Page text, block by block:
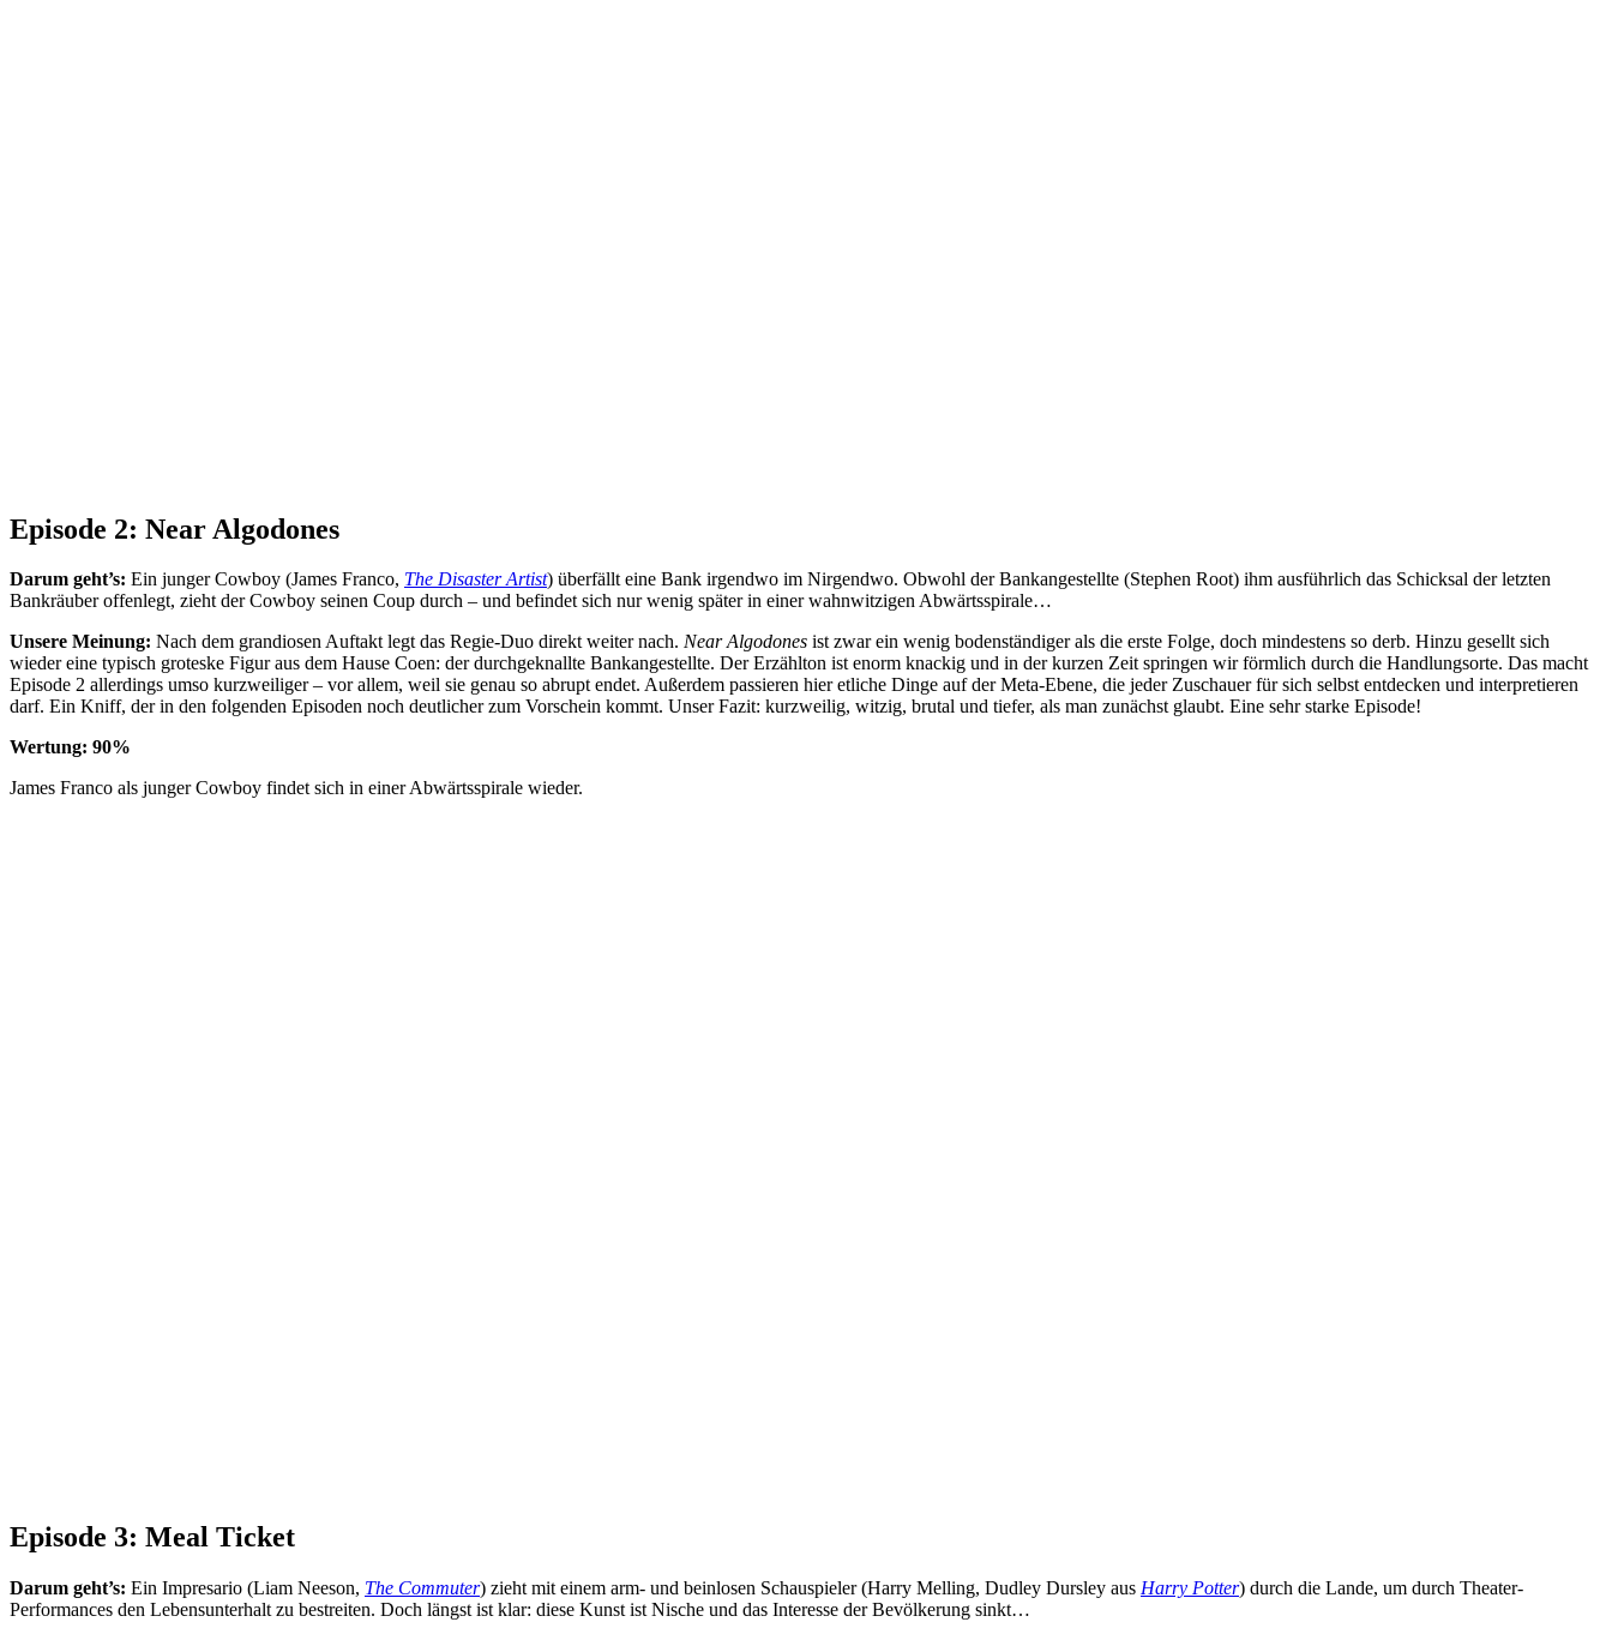
Episode 2: Near Algodones
Darum geht’s: Ein junger Cowboy (James Franco, The Disaster Artist) überfällt eine Bank irgendwo im Nirgendwo. Obwohl der Bankangestellte (Stephen Root) ihm ausführlich das Schicksal der letzten
Bankräuber offenlegt, zieht der Cowboy seinen Coup durch – und befindet sich nur wenig später in einer wahnwitzigen Abwärtsspirale…
Unsere Meinung: Nach dem grandiosen Auftakt legt das Regie-Duo direkt weiter nach. Near Algodones ist zwar ein wenig bodenständiger als die erste Folge, doch mindestens so derb. Hinzu gesellt sich
wieder eine typisch groteske Figur aus dem Hause Coen: der durchgeknallte Bankangestellte. Der Erzählton ist enorm knackig und in der kurzen Zeit springen wir förmlich durch die Handlungsorte. Das macht
Episode 2 allerdings umso kurzweiliger – vor allem, weil sie genau so abrupt endet. Außerdem passieren hier etliche Dinge auf der Meta-Ebene, die jeder Zuschauer für sich selbst entdecken und interpretieren
darf. Ein Kniff, der in den folgenden Episoden noch deutlicher zum Vorschein kommt. Unser Fazit: kurzweilig, witzig, brutal und tiefer, als man zunächst glaubt. Eine sehr starke Episode!
Wertung: 90%
James Franco als junger Cowboy findet sich in einer Abwärtsspirale wieder.
Episode 3: Meal Ticket
Darum geht’s: Ein Impresario (Liam Neeson, The Commuter) zieht mit einem arm- und beinlosen Schauspieler (Harry Melling, Dudley Dursley aus Harry Potter) durch die Lande, um durch Theater-
Performances den Lebensunterhalt zu bestreiten. Doch längst ist klar: diese Kunst ist Nische und das Interesse der Bevölkerung sinkt…